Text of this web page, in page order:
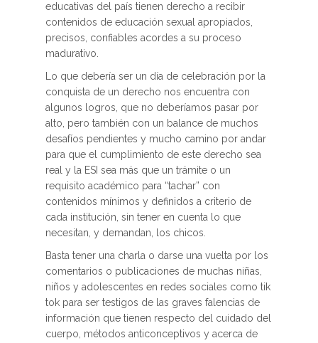
educativas del país tienen derecho a recibir
contenidos de educación sexual apropiados,
precisos, confiables acordes a su proceso
madurativo.
Lo que debería ser un día de celebración por la
conquista de un derecho nos encuentra con
algunos logros, que no deberíamos pasar por
alto, pero también con un balance de muchos
desafíos pendientes y mucho camino por andar
para que el cumplimiento de este derecho sea
real y la ESI sea más que un trámite o un
requisito académico para “tachar” con
contenidos mínimos y definidos a criterio de
cada institución, sin tener en cuenta lo que
necesitan, y demandan, los chicos.
Basta tener una charla o darse una vuelta por los
comentarios o publicaciones de muchas niñas,
niños y adolescentes en redes sociales como tik
tok para ser testigos de las graves falencias de
información que tienen respecto del cuidado del
cuerpo, métodos anticonceptivos y acerca de